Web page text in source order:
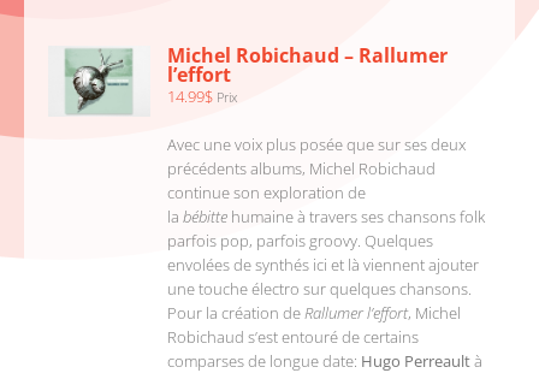
DÉTAILS
Michel Robichaud – Rallumer
l’effort
14.99$ Prix
Avec une voix plus posée que sur ses deux
précédents albums, Michel Robichaud
continue son exploration de
labébitte humaine à travers ses chansons folk
parfois pop, parfois groovy. Quelques
envolées de synthés ici et là viennent ajouter
une touche électro sur quelques chansons.
Pour la création deRallumer l’effort, Michel
Robichaud s’est entouré de certains
comparses de longue date: Hugo Perreaultà